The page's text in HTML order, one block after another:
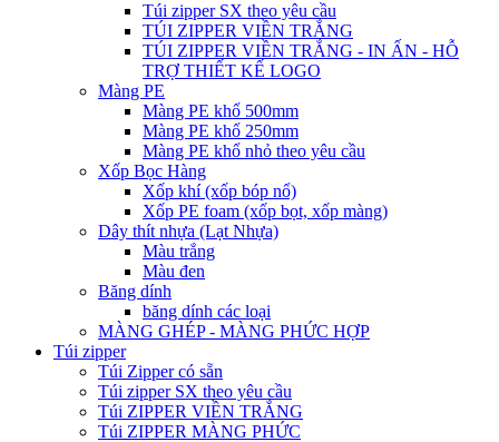
Túi zipper SX theo yêu cầu
TÚI ZIPPER VIỀN TRẮNG
TÚI ZIPPER VIỀN TRẮNG - IN ẤN - HỖ
TRỢ THIẾT KẾ LOGO
Màng PE
Màng PE khổ 500mm
Màng PE khổ 250mm
Màng PE khổ nhỏ theo yêu cầu
Xốp Bọc Hàng
Xốp khí (xốp bóp nổ)
Xốp PE foam (xốp bọt, xốp màng)
Dây thít nhựa (Lạt Nhựa)
Màu trắng
Màu đen
Băng dính
băng dính các loại
MÀNG GHÉP - MÀNG PHỨC HỢP
Túi zipper
Túi Zipper có sẵn
Túi zipper SX theo yêu cầu
Túi ZIPPER VIỀN TRẮNG
Túi ZIPPER MÀNG PHỨC